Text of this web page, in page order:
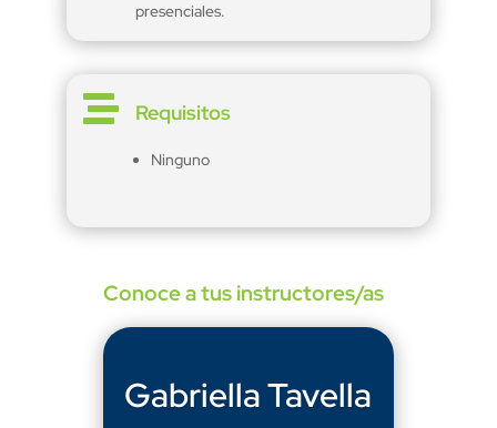
presenciales.
 Requisitos
Ninguno
Conoce a tus instructores/as
Gabriella Tavella